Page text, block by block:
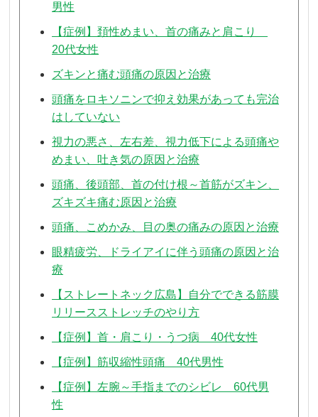
男性
【症例】頚性めまい、首の痛みと肩こり
20代女性
ズキンと痛む頭痛の原因と治療
頭痛をロキソニンで抑え効果があっても完治
はしていない
視力の悪さ、左右差、視力低下による頭痛や
めまい、吐き気の原因と治療
頭痛、後頭部、首の付け根～首筋がズキン、
ズキズキ痛む原因と治療
頭痛、こめかみ、目の奥の痛みの原因と治療
眼精疲労、ドライアイに伴う頭痛の原因と治
療
【ストレートネック広島】自分でできる筋膜
リリースストレッチのやり方
【症例】首・肩こり・うつ病 40代女性
【症例】筋収縮性頭痛 40代男性
【症例】左腕～手指までのシビレ 60代男
性